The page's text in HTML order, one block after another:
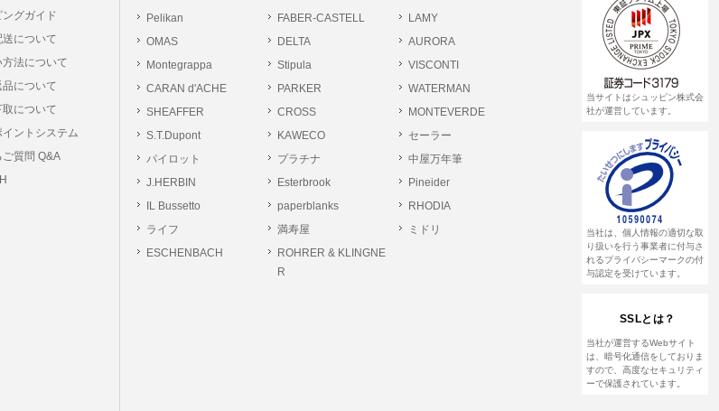
Pelikan FABER-CASTELL
LAMY
OMAS
DELTA
AURORA
Montegrappa
Stipula
VISCONTI
CARAN d'ACHE
PARKER
WATERMAN
SHEAFFER
CROSS
MONTEVERDE
S.T.Dupont
KAWECO
セーラー
パイロット
プラチナ
中屋万年筆
J.HERBIN
Esterbrook
Pineider
IL Bussetto
paperblanks
RHODIA
ライフ
満寿屋
ミドリ
ESCHENBACH
ROHRER & KLINGNE
R
ングガイド
について
方法について
について
取について
イントシステム
ご質問 Q&A
当サイトはシュッピン株式会
社が運営しています。
当社は、個人情報の適切な取
り扱いを行う事業者に付与さ
れるプライバシーマークの付
与認定を受けています。
SSLとは？
当社が運営するWebサイト
は、暗号化通信をしておりま
すので、高度なセキュリティ
ーで保護されています。